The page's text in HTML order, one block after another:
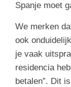
Spanje moet
We merken
ook
je vaak
residencia
betalen”. Dit